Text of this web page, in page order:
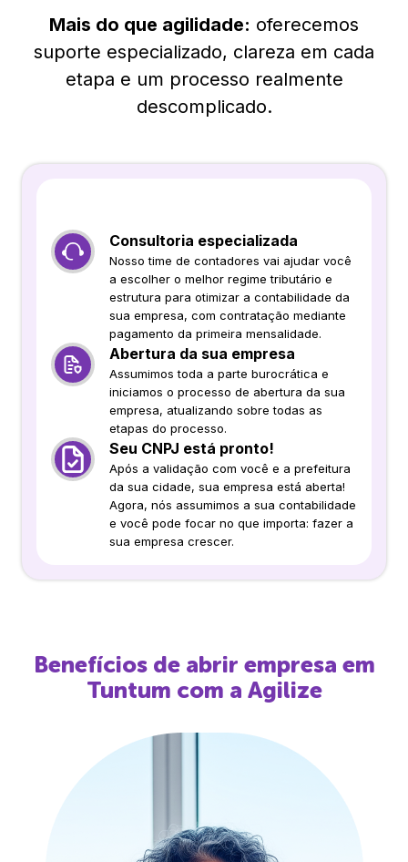
Mais do que agilidade: oferecemos
suporte especializado, clareza em cada
etapa e um processo realmente
descomplicado.
Consultoria especializada
Nosso time de contadores vai ajudar você
a escolher o melhor regime tributário e
estrutura para otimizar a contabilidade da
sua empresa, com contratação mediante
pagamento da primeira mensalidade.
Abertura da sua empresa
Assumimos toda a parte burocrática e
iniciamos o processo de abertura da sua
empresa, atualizando sobre todas as
etapas do processo.
Seu CNPJ está pronto!
Após a validação com você e a prefeitura
da sua cidade, sua empresa está aberta!
Agora, nós assumimos a sua contabilidade
e você pode focar no que importa: fazer a
sua empresa crescer.
Benefícios de abrir empresa em
Tuntum com a Agilize